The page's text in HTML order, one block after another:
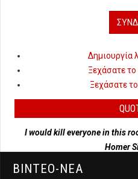
Δημιουργία
Ξεχάσατε
Ξεχάσατε
I would kill everyone in this
Homer
ΒΙΝΤΕΟ-ΝΕΑ